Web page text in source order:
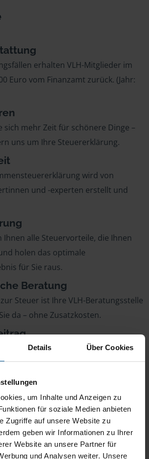
Details Über Cookies
um Inhalte und Anzeigen zu
für soziale Medien anbieten
Zugriffe auf unsere Website zu
geben wir Informationen zu Ihrer
Website an unsere Partner für
und Analysen weiter. Unsere
erhalten VLH-Mitglieder im
Euro vom Finanzamt zurück. (Jahr:
sich mehr Zeit für schönere Dinge –
uns um Ihre Steuererklärung.
wird von
und -experten erstellt und
Ihnen alle Steuervorteile, die Ihnen
holen das optimale
für Sie raus.
Beratung
Steuer ist Ihre VLH-Beratungsstelle
da – ohne Zusatzkosten.
alle unsere Leistungen nur einen
der sich nach Ihren
richtet.
Ihr